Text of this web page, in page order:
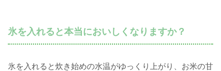
氷を入れると本当においしくなりますか？
氷を入れると炊き始めの水温がゆっくり上がり、お米の甘